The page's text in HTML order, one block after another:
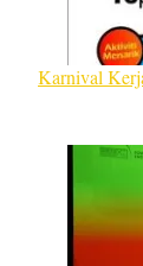
Karnival